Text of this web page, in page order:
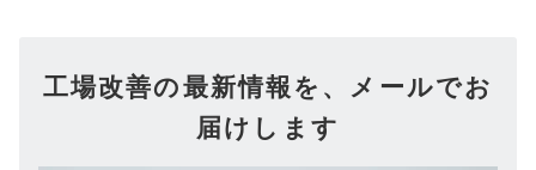
工場改善の最新情報を、メールでお
届けします